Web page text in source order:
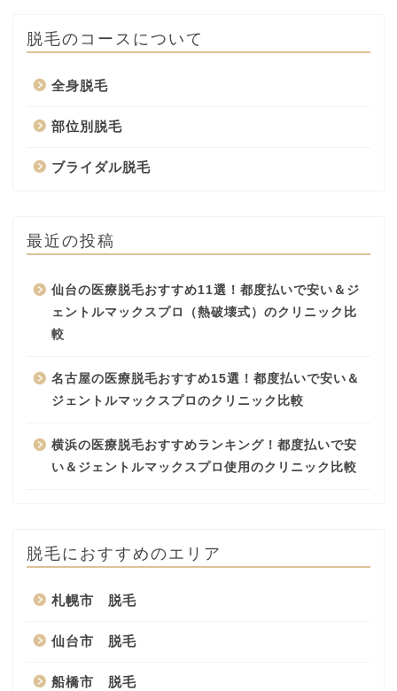
脱毛のコースについて
全身脱毛
部位別脱毛
ブライダル脱毛
最近の投稿
仙台の医療脱毛おすすめ11選！都度払いで安い＆ジ
ェントルマックスプロ（熱破壊式）のクリニック比
較
名古屋の医療脱毛おすすめ15選！都度払いで安い＆
ジェントルマックスプロのクリニック比較
横浜の医療脱毛おすすめランキング！都度払いで安
い＆ジェントルマックスプロ使用のクリニック比較
脱毛におすすめのエリア
札幌市 脱毛
仙台市 脱毛
船橋市 脱毛